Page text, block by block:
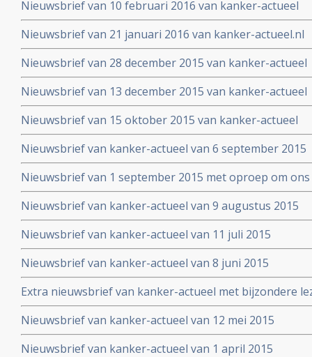
Nieuwsbrief van 10 februari 2016 van kanker-actueel
Nieuwsbrief van 21 januari 2016 van kanker-actueel.nl
Nieuwsbrief van 28 december 2015 van kanker-actueel
Nieuwsbrief van 13 december 2015 van kanker-actueel
Nieuwsbrief van 15 oktober 2015 van kanker-actueel
Nieuwsbrief van kanker-actueel van 6 september 2015
Nieuwsbrief van 1 september 2015 met oproep om
Nieuwsbrief van kanker-actueel van 9 augustus 2015
Nieuwsbrief van kanker-actueel van 11 juli 2015
Nieuwsbrief van kanker-actueel van 8 juni 2015
Extra nieuwsbrief van kanker-actueel met bijzondere
Truth about cancer: Step outside the box op 25 mei
symposium
Nieuwsbrief van kanker-actueel van 12 mei 2015
Nieuwsbrief van kanker-actueel van 1 april 2015